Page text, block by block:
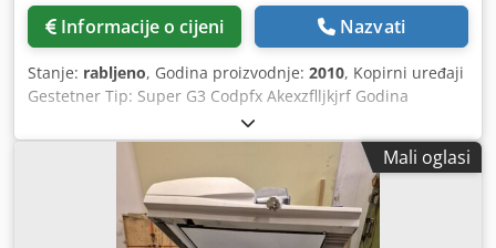
Informacije o cijeni Nazvati
Stanje: rabljeno, Godina proizvodnje: 2010, Kopirni uređaji
Gestetner Tip: Super G3 Codpfx Akexzflljkjrf Godina
Mali oglasi